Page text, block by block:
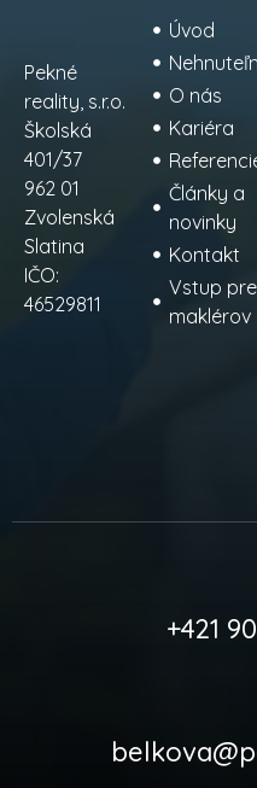
Pekné
reality, s.r.o.
Školská
401/37
962 01
Zvolenská
Slatina
IČO:
46529811
Úvod
O nás
Kariéra
Články a
novinky
Kontakt
Vstup pre
maklérov
+421